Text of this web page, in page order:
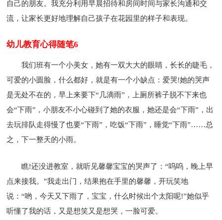
自己的朋友。我充分利用早晨招待和房间时间与家长沟通和交
流，让家长更好地理解自己孩子在花园里的样子和表现。
幼儿教育心得随笔6
我们班有一个小美女，她有一双大大的眼睛，长长的睫毛，
可爱的小圆脸，什么都好，就是有一个小缺点：爱哭!她的哭声
是无处不在的，早上来要下“几滴雨”，上厕所裤子脱不下来也
会“下雨”，小朋友不小心碰到了她的衣服，她还是会“下雨”，出
去玩排队走得慢了也要“下雨”，吃饭“下雨”，睡觉“下雨”……总
之，下一整天的小雨。
瞧!还没进教室，就听见馨馨宝宝的哭声了：“呜呜，晚上早
点来接我。”我走出门，结果抱在手里的馨馨，开玩笑地
说：“哟，今天又下雨了，宝宝，什么时候出个太阳呢!”她似乎
听懂了我的话，又是想笑又是想哭，一脸可爱。